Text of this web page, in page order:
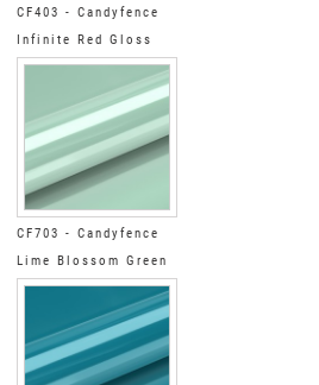
CF403 - Candyfence
Infinite Red Gloss
CF703 - Candyfence
Lime Blossom Green
Gloss